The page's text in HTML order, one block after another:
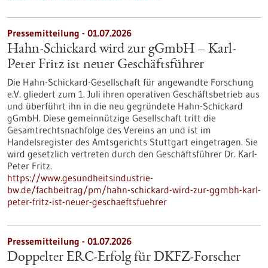
Pressemitteilung - 01.07.2026
Hahn-Schickard wird zur gGmbH – Karl-
Peter Fritz ist neuer Geschäftsführer
Die Hahn-Schickard-Gesellschaft für angewandte Forschung
e.V. gliedert zum 1. Juli ihren operativen Geschäftsbetrieb aus
und überführt ihn in die neu gegründete Hahn-Schickard
gGmbH. Diese gemeinnützige Gesellschaft tritt die
Gesamtrechtsnachfolge des Vereins an und ist im
Handelsregister des Amtsgerichts Stuttgart eingetragen. Sie
wird gesetzlich vertreten durch den Geschäftsführer Dr. Karl-
Peter Fritz.
https://www.gesundheitsindustrie-
bw.de/fachbeitrag/pm/hahn-schickard-wird-zur-ggmbh-karl-
peter-fritz-ist-neuer-geschaeftsfuehrer
Pressemitteilung - 01.07.2026
Doppelter ERC-Erfolg für DKFZ-Forscher